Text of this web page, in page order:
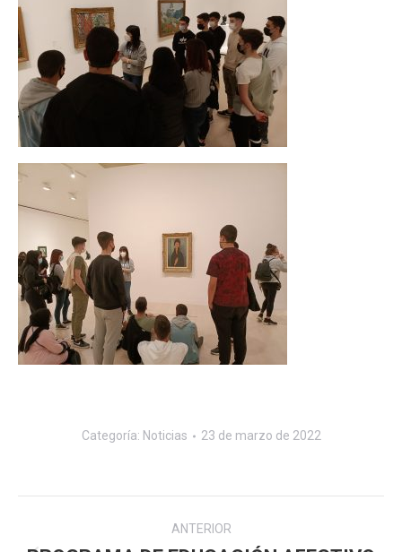
Categoría: Noticias 23 de marzo de 2022
NavegaciónANTERIOR